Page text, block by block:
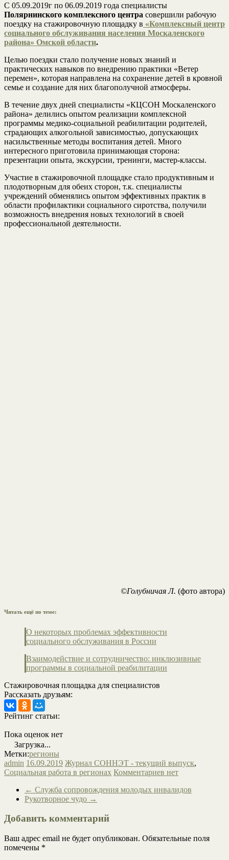
С 05.09.2019г по 06.09.2019 года специалисты
Полярнинского комплексного центра совершили рабочую
поездку на стажировочную площадку в «Комплексный центр
социального обслуживания населения Москаленского
района» Омской области.
Целью поездки стало получение новых знаний и
практических навыков по внедрению практики «Ветер
перемен», которая направлена на сохранение детей в кровной
семье и создание для них благополучной атмосферы.
В течение двух дней специалисты «КЦСОН Москаленского
района» делились опытом реализации комплексной
программы медико-социальной реабилитации родителей,
страдающих алкогольной зависимостью, допускающих
насильственные методы воспитания детей. Много
интересного приготовила принимающая сторона:
презентации опыта, экскурсии, тренинги, мастер-классы.
Участие в стажировочной площадке стало продуктивным и
плодотворным для обеих сторон, т.к. специалисты
учреждений обменялись опытом эффективных практик в
области профилактики социального сиротства, получили
возможность внедрения новых технологий в своей
профессиональной деятельности.
©Голубничая Л. (фото автора)
Читать ещё по теме:
О некоторых проблемах эффективности
социального обслуживания в России
Взаимодействие и сотрудничество: инклюзивные
программы в социальной реабилитации
Стажировочная площадка для специалистов
Рассказать друзьям:
Рейтинг статьи:
Пока оценок нет
Загрузка...
Метки:регионы
admin 16.09.2019 Журнал СОННЭТ - текущий выпуск,
Социальная работа в регионах Комментариев нет
← Служба сопровождения молодых инвалидов
Рукотворное чудо →
Добавить комментарий
Ваш адрес email не будет опубликован. Обязательные поля
помечены *